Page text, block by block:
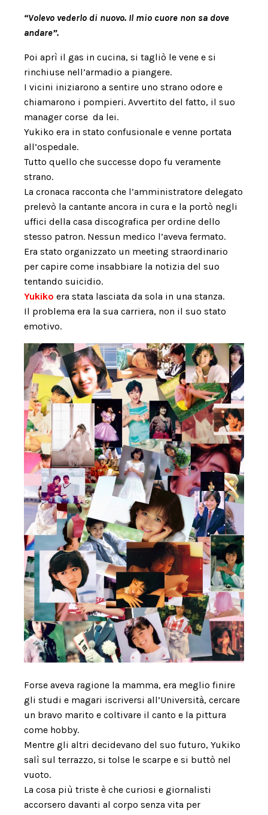
“Volevo vederlo di nuovo. Il mio cuore non sa dove
andare”.
Poi aprì il gas in cucina, si tagliò le vene e si
rinchiuse nell’armadio a piangere.
I vicini iniziarono a sentire uno strano odore e
chiamarono i pompieri. Avvertito del fatto, il suo
manager corse da lei.
Yukiko era in stato confusionale e venne portata
all’ospedale.
Tutto quello che successe dopo fu veramente
strano.
La cronaca racconta che l’amministratore delegato
prelevò la cantante ancora in cura e la portò negli
uffici della casa discografica per ordine dello
stesso patron. Nessun medico l’aveva fermato.
Era stato organizzato un meeting straordinario
per capire come insabbiare la notizia del suo
tentando suicidio.
Yukiko era stata lasciata da sola in una stanza.
Il problema era la sua carriera, non il suo stato
emotivo.
Forse aveva ragione la mamma, era meglio finire
gli studi e magari iscriversi all’Università, cercare
un bravo marito e coltivare il canto e la pittura
come hobby.
Mentre gli altri decidevano del suo futuro, Yukiko
salì sul terrazzo, si tolse le scarpe e si buttò nel
vuoto.
La cosa più triste è che curiosi e giornalisti
accorsero davanti al corpo senza vita per